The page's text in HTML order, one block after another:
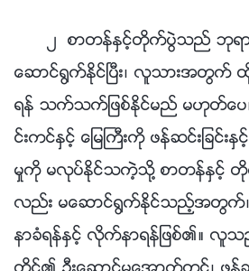
၂ စာတန္ႏွင့္တိုက္ပြဲသည္ ဘု
ေဆာင္႐ြက္ႏိုင္ၿပီး၊ လူသားအတြ
ရန္ သက္သက္ျဖစ္ႏိုင္မည္ မဟုတ္ေ
င္းကင္ႏွင့္ ေျမႀကီးကို ဖန္ဆင္းျခ
မႈကို မလုပ္ႏိုင္သကဲ့သို႔ စာတန္ႏွင့္
လည္း မေဆာင္႐ြက္ႏိုင္သည့္အတြက္
နာခံရန္ႏွင့္ လိုက္နာရန္ျဖစ္၏။